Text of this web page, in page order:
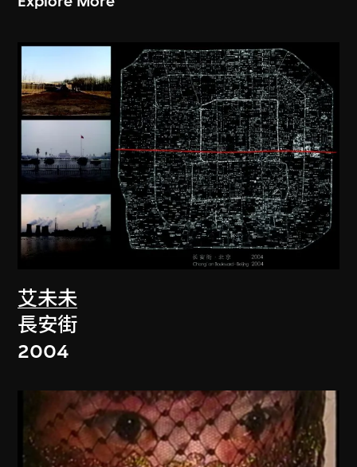
艾未未
長安街
2004